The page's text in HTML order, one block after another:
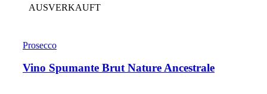
AUSVERKAUFT
Prosecco
Vino Spumante Brut Nature Ancestrale